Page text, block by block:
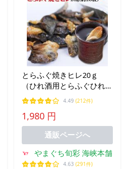
とらふぐ焼きヒレ20ｇ
（ひれ酒用とらふぐひれ）
ふぐひれ フグヒレ ヒレ酒
メール便送料無料
4.49 (212件)
1,980 円
通販ページへ
やまぐち旬彩 海峡本舗
4.63 (291件)